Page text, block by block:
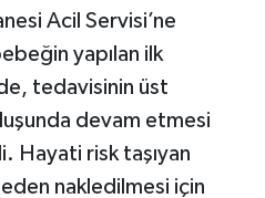
Acil Servisi’ne
yapılan ilk
tedavisinin üst
devam etmesi
Hayati risk taşıyan
nakledilmesi için